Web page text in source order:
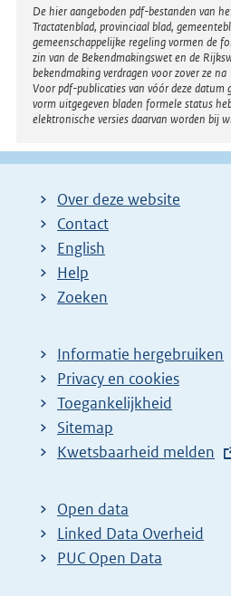
Disclaimer
De hier aangeboden pdf-bestanden van
Tractatenblad, provinciaal blad,
gemeenschappelijke regeling vormen de
zin van de Bekendmakingswet en de
bekendmaking verdragen voor zover ze
Voor pdf-publicaties van vóór deze datum
vorm uitgegeven bladen formele status
elektronische versies daarvan worden bij
Over deze website
Contact
English
Help
Zoeken
Informatie hergebruiken
Privacy en cookies
Toegankelijkheid
Sitemap
E
t
e
r
Kwetsbaarheid melden
Open data
Linked Data Overheid
PUC Open Data